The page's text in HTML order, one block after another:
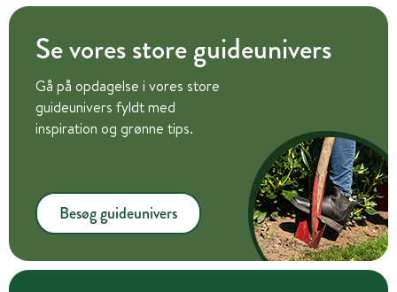
Se vores store guideunivers
Gå på opdagelse i vores store
guideunivers fyldt med
inspiration og grønne tips.
Besøg guideunivers